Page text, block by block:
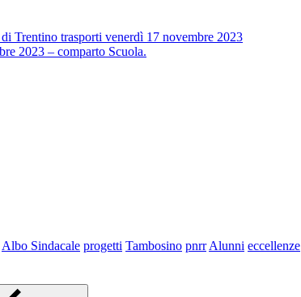
Trentino trasporti venerdì 17 novembre 2023
2023 – comparto Scuola.
Albo Sindacale progetti Tambosino pnrr Alunni eccellenze